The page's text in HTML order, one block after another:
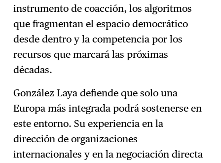
instrumento de coacción, los algoritmos
que fragmentan el espacio democrático
desde dentro y la competencia por los
recursos que marcará las próximas
décadas.
González Laya defiende que solo una
Europa más integrada podrá sostenerse en
este entorno. Su experiencia en la
dirección de organizaciones
internacionales y en la negociación directa